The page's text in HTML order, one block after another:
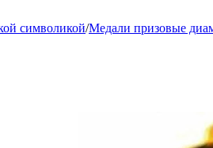
символикой/Медали призовые